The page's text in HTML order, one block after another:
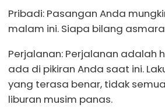
Pribadi: Pasangan Anda
malam ini. Siapa bilang
Perjalanan: Perjalanan adalah
ada di pikiran Anda saat ini.
yang terasa benar, tidak
liburan musim panas.